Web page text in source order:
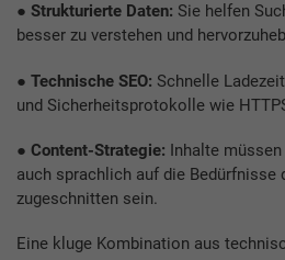
● Strukturierte Daten: Sie helfen
besser zu verstehen und
● Technische SEO: Schnelle
und Sicherheitsprotokolle wie
● Content-Strategie: Inhalte
auch sprachlich auf die Bedürfnisse
zugeschnitten sein.
Eine kluge Kombination aus